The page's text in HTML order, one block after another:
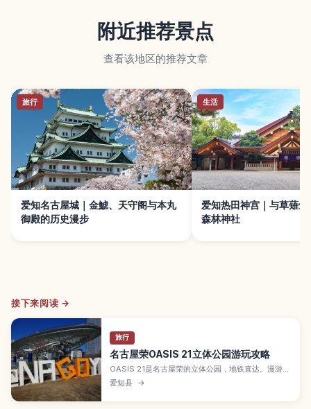
附近推荐景点
查看该地区的推荐文章
旅行
爱知名古屋城｜金鯱、天守阁与本丸
御殿的历史漫步
生活
爱知热田神宫｜与草薙剑
森林神社
接下来阅读 →
旅行
名古屋荣OASIS 21立体公园游玩攻略
OASIS 21是名古屋荣的立体公园，地铁直达。漫游水
之宇宙船、绿之大地、银河广场，享受拍照、购物与
美食。本攻略为访日游客详解亮点与玩法。
爱知县 →